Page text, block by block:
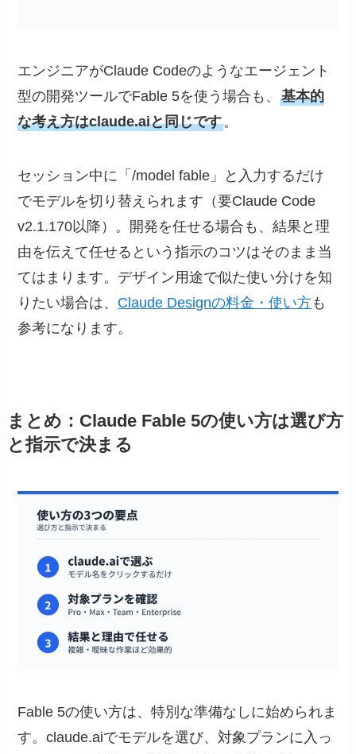
エンジニアがClaude Codeのようなエージェント
型の開発ツールでFable 5を使う場合も、基本的
な考え方はclaude.aiと同じです。
セッション中に「/model fable」と入力するだけ
でモデルを切り替えられます（要Claude Code
v2.1.170以降）。開発を任せる場合も、結果と理
由を伝えて任せるという指示のコツはそのまま当
てはまります。デザイン用途で似た使い分けを知
りたい場合は、 Claude Designの料金・使い方も
参考になります。
まとめ：Claude Fable 5の使い方は選び方
と指示で決まる
Fable 5の使い方は、特別な準備なしに始められま
す。claude.aiでモデルを選び、対象プランに入っ